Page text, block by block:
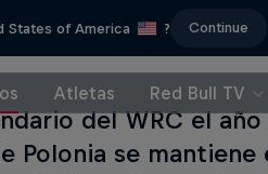
States of America ? Continue
Atletas Red Bull TV
del WRC el
Polonia se